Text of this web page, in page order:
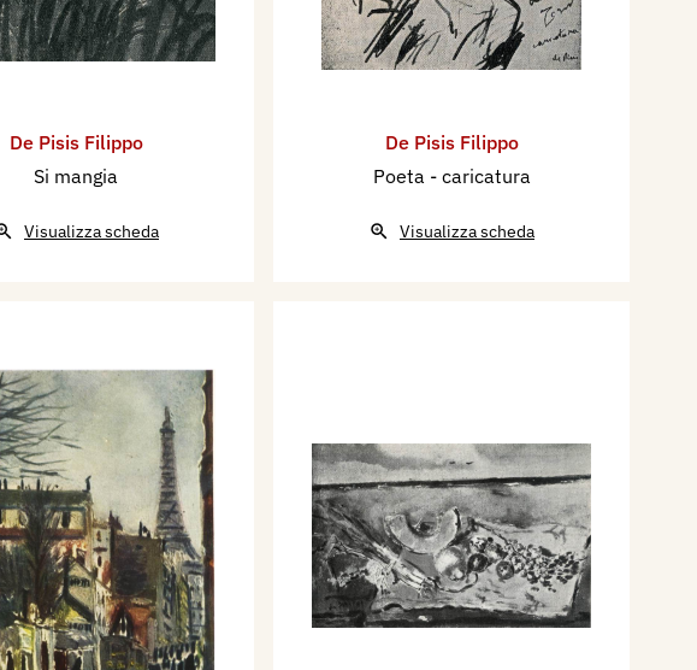
De Pisis Filippo
Si mangia
Visualizza scheda
De Pisis Filippo
Poeta - caricatura
Visualizza scheda